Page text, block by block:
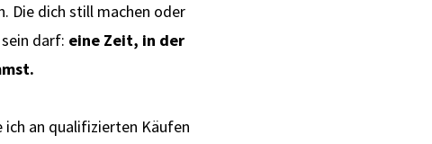
Die dich still machen oder
darf: eine Zeit, in der
ich an qualifizierten Käufen